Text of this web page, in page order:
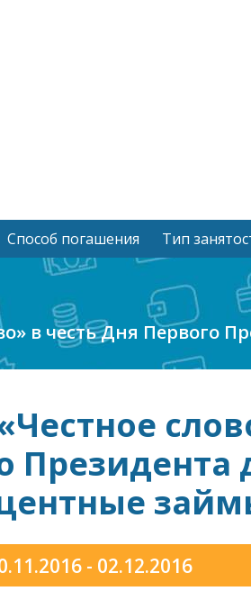
Способ погашения Тип
в честь Дня Первого
Президента
- 02.12.2016